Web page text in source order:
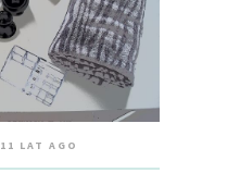
11 LAT AGO